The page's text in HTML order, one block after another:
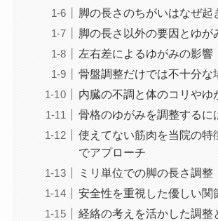
脚の長さのちがいはなぜ起
脚の長さ以外の要因とゆが
左右差によるゆがみの影響
骨盤調整だけでは不十分な
内臓の不調と体のコリやゆ
骨格のゆがみを調整するに
使えてない筋肉を当院の特
でアプローチ
ミリ単位での脚の長さ調整
安全性を重視した優しい関
経絡の考えを活かした調整